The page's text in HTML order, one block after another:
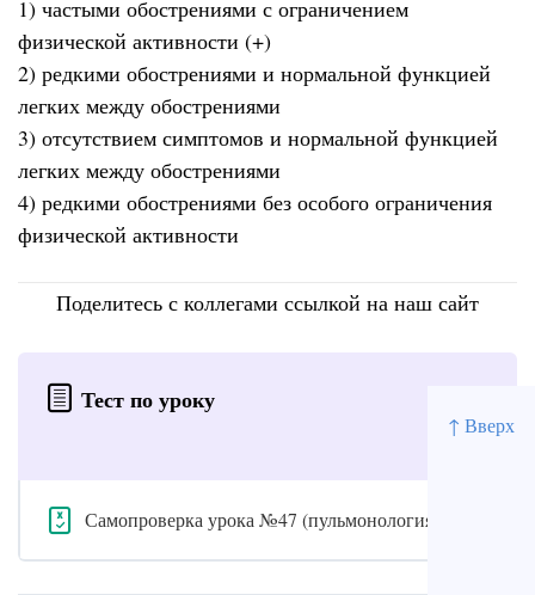
↑ Вверх
1) частыми обострениями с ограничением
физической активности (+)
2) редкими обострениями и нормальной функцией
легких между обострениями
3) отсутствием симптомов и нормальной функцией
легких между обострениями
4) редкими обострениями без особого ограничения
физической активности
Поделитесь с коллегами ссылкой на наш сайт
Тест по уроку
Самопроверка урока №47 (пульмонология)